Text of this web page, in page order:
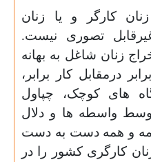
کارگر و یا زنان
تصوری نیست.
زنان شاغل به بهانه
درمقابل کار برابر،
های کوچک، چپاول
واسطه ها و دلال
و همه دست به دست
کارگری کشور را در